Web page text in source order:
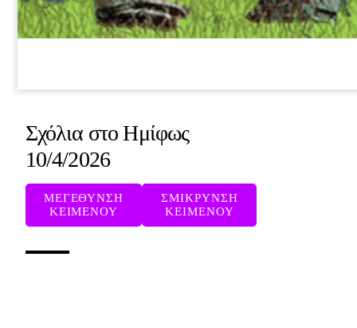
Σχόλια στο Ημίφως
10/4/2026
ΜΕΓΕΘΥΝΣΗ
ΚΕΙΜΕΝΟΥ
ΣΜΙΚΡΥΝΣΗ
ΚΕΙΜΕΝΟΥ